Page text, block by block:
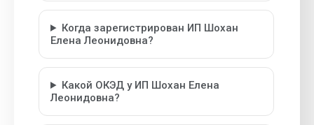
Когда зарегистрирован ИП Шохан
Елена Леонидовна?
Какой ОКЭД у ИП Шохан Елена
Леонидовна?